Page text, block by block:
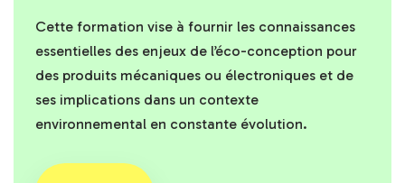
Cette formation vise à fournir les connaissances
essentielles des enjeux de l’éco-conception pour
des produits mécaniques ou électroniques et de
ses implications dans un contexte
environnemental en constante évolution.